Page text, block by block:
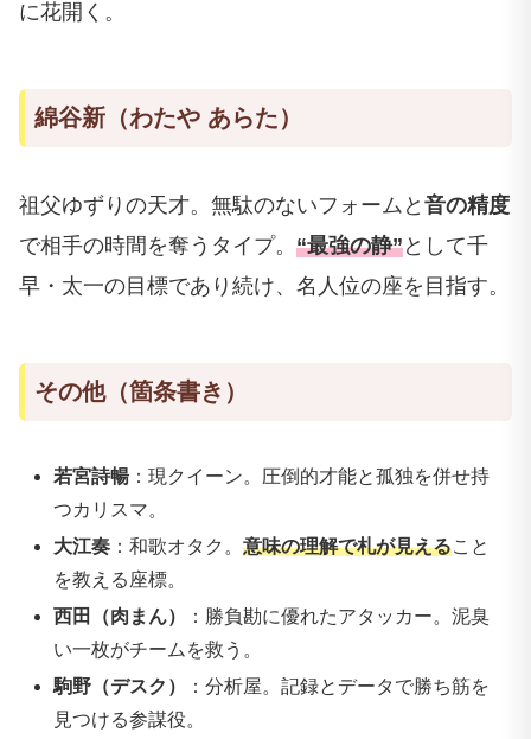
に花開く。
綿谷新（わたや あらた）
祖父ゆずりの天才。無駄のないフォームと 音の精度
で相手の時間を奪うタイプ。 “最強の静”として千
早・太一の目標であり続け、名人位の座を目指す。
その他（箇条書き）
若宮詩暢 ：現クイーン。圧倒的才能と孤独を併せ持
つカリスマ。
大江奏 ：和歌オタク。意味の理解で札が見えること
を教える座標。
西田（肉まん）
：勝負勘に優れたアタッカー。泥臭
い一枚がチームを救う。
駒野（デスク）
：分析屋。記録とデータで勝ち筋を
見つける参謀役。